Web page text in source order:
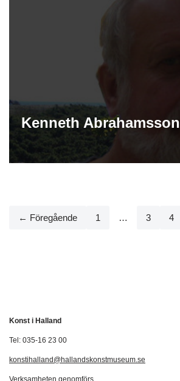
Kenneth Abrahamsson
← Föregående 1 … 3 4
Konst i Halland
Tel: 035-16 23 00
konstihalland@hallandskonstmuseum.se
Verksamheten genomförs